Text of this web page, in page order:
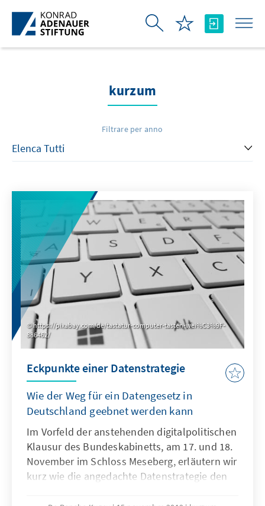
Skip to Main Content
kurzum
Filtrare per anno
https://pixabay.com/de/tastatur-computer-tasten-wei%C3%9F-
886462/
Eckpunkte einer Datenstrategie
Wie der Weg für ein Datengesetz in
Deutschland geebnet werden kann
Im Vorfeld der anstehenden digitalpolitischen
Klausur des Bundeskabinetts, am 17. und 18.
November im Schloss Meseberg, erläutern wir
kurz wie die angedachte Datenstrategie den